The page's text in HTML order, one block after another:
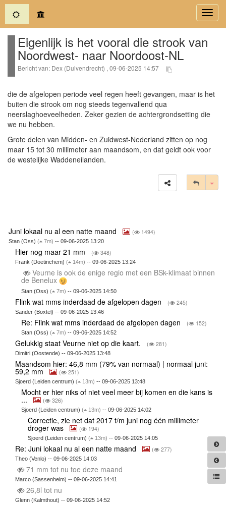
(current)
Eigenlijk is het vooral die strook van
Noordwest- naar Noordoost-NL
Bericht van: Dex (Duivendrecht) , 09-06-2025 14:57
die de afgelopen periode veel regen heeft gevangen, maar is het
buiten die strook om nog steeds tegenvallend qua
neerslaghoeveelheden. Zeker gezien de achtergrondsetting die
we nu hebben.
Grote delen van Midden- en Zuidwest-Nederland zitten op nog
maar 15 tot 30 millimeter aan maandsom, en dat geldt ook voor
de westelijke Waddeneilanden.
Juni lokaal nu al een natte maand ( 1494)
Stan (Oss) ( 7m) -- 09-06-2025 13:20
Hier nog maar 21 mm ( 348)
Frank (Doetinchem) ( 14m) -- 09-06-2025 13:24
Veurne is ook de enige regio met een BSk-klimaat binnen
de Benelux
Stan (Oss)( 7m) -- 09-06-2025 14:50
Flink wat mms inderdaad de afgelopen dagen ( 245)
Sander (Boxtel) -- 09-06-2025 13:46
Re: Flink wat mms inderdaad de afgelopen dagen ( 152)
Stan (Oss)( 7m) -- 09-06-2025 14:52
Gelukkig staat Veurne niet op die kaart. ( 281)
Dimitri (Oostende) -- 09-06-2025 13:48
Maandsom hier: 46,8 mm (79% van normaal) | normaal juni:
59,2 mm ( 251)
Sjoerd (Leiden centrum) ( 13m) -- 09-06-2025 13:48
Mocht er hier niks of niet veel meer bij komen en die kans is
... ( 326)
Sjoerd (Leiden centrum)( 13m) -- 09-06-2025 14:02
Correctie, zie net dat 2017 t/m juni nog één millimeter
droger was ( 194)
Sjoerd (Leiden centrum) ( 13m) -- 09-06-2025 14:05
Re: Juni lokaal nu al een natte maand ( 277)
Theo (Venlo) -- 09-06-2025 14:03
71 mm tot nu toe deze maand
Marco (Sassenheim) -- 09-06-2025 14:41
26,8l tot nu
Glenn (Kalmthout) -- 09-06-2025 14:52